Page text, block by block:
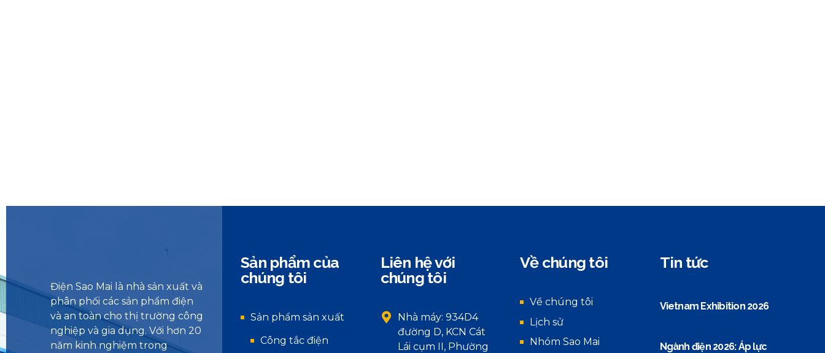
Điện Sao Mai là nhà sản xuất và
phân phối các sản phẩm điện
và an toàn cho thị trường công
nghiệp và gia dụng. Với hơn 20
năm kinh nghiệm trong
Sản phẩm của
chúng tôi
Sản phẩm sản xuất
Công tắc điện
Liên hệ với
chúng tôi
Nhà máy: 934D4
đường D, KCN Cát
Lái cụm II, Phường
Về chúng tôi
Về chúng tôi
Lịch sử
Nhóm Sao Mai
Tin tức
Vietnam Exhibition 2026
Ngành điện 2026: Áp lực